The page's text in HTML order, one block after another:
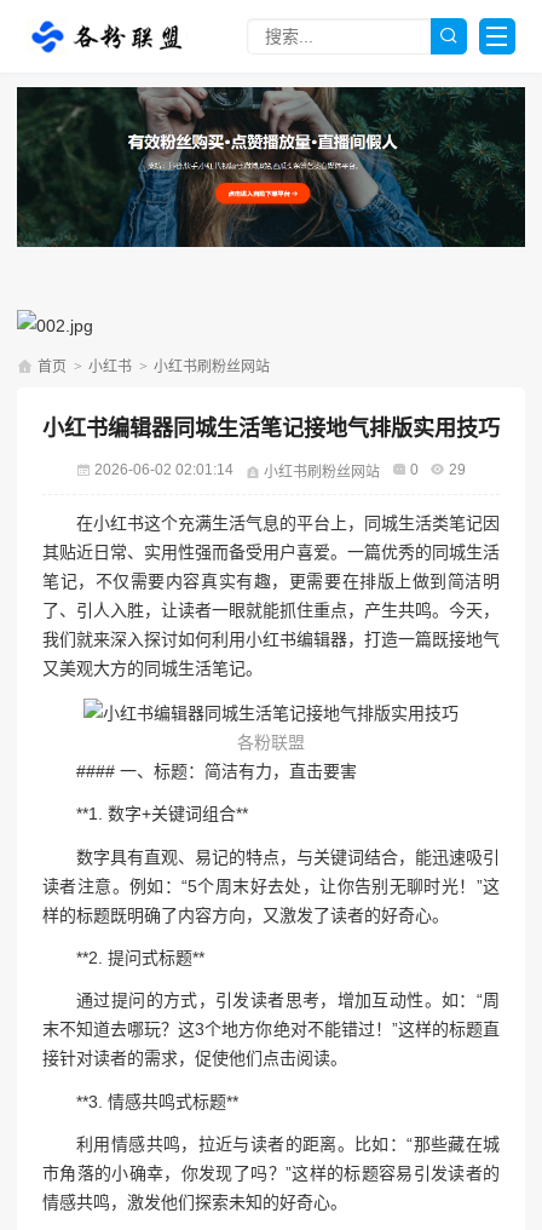
首页 > 小红书 > 小红书刷粉丝网站
小红书编辑器同城生活笔记接地气排版实用技巧
2026-06-02 02:01:14 小红书刷粉丝网站 0 29
在小红书这个充满生活气息的平台上，同城生活类笔记因
其贴近日常、实用性强而备受用户喜爱。一篇优秀的同城生活
笔记，不仅需要内容真实有趣，更需要在排版上做到简洁明
了、引人入胜，让读者一眼就能抓住重点，产生共鸣。今天，
我们就来深入探讨如何利用小红书编辑器，打造一篇既接地气
又美观大方的同城生活笔记。
各粉联盟
#### 一、标题：简洁有力，直击要害
**1. 数字+关键词组合**
数字具有直观、易记的特点，与关键词结合，能迅速吸引
读者注意。例如：“5个周末好去处，让你告别无聊时光！”这
样的标题既明确了内容方向，又激发了读者的好奇心。
**2. 提问式标题**
通过提问的方式，引发读者思考，增加互动性。如：“周
末不知道去哪玩？这3个地方你绝对不能错过！”这样的标题直
接针对读者的需求，促使他们点击阅读。
**3. 情感共鸣式标题**
利用情感共鸣，拉近与读者的距离。比如：“那些藏在城
市角落的小确幸，你发现了吗？”这样的标题容易引发读者的
情感共鸣，激发他们探索未知的好奇心。